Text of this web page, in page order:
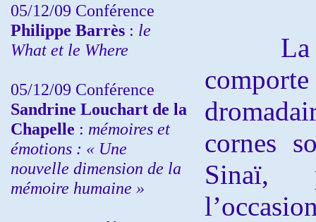
05/12/09 Conférence
Philippe Barrès : le
What et le Where
05/12/09 Conférence
Sandrine Louchart de la
Chapelle : mémoires et
émotions : « Une
nouvelle dimension de la
mémoire humaine »
La
cornes
Sinaï,